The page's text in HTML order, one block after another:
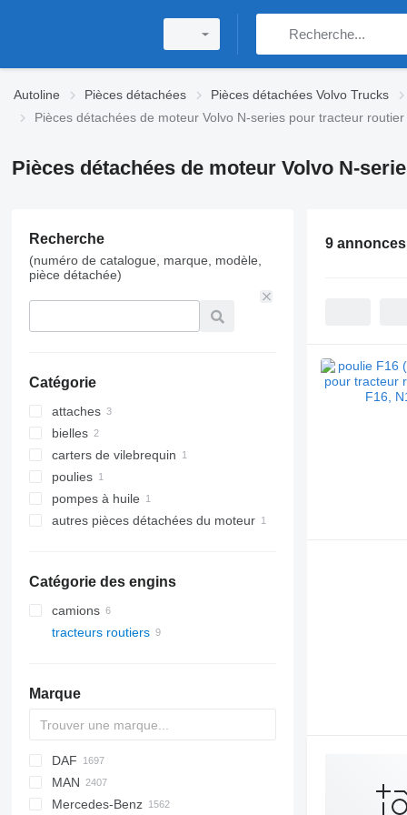
Autoline Pièces détachées Pièces détachées Volvo Trucks
Pièces détachées de moteur Volvo N-series pour tracteur routier
Pièces détachées de moteur Volvo N-
Recherche
(numéro de catalogue, marque, modèle,
pièce détachée)
Catégorie
attaches
bielles
carters de vilebrequin
poulies
pompes à huile
autres pièces détachées du moteur
Catégorie des engins
camions
tracteurs routiers
Marque
Q-series
X-Series
C-series
DAF
CF
LF
Cargo
F-MAX
Cascadia
Daily
EuroCargo
4300
D-series
L-series
MAN
F90
Mercedes-Benz
9